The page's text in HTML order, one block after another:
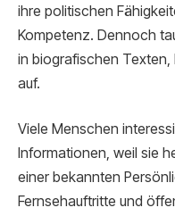
ihre politischen
Kompetenz. Dennoch
in biografischen Texten,
auf.
Viele Menschen
Informationen, weil sie
einer bekannten
Fernsehauftritte und